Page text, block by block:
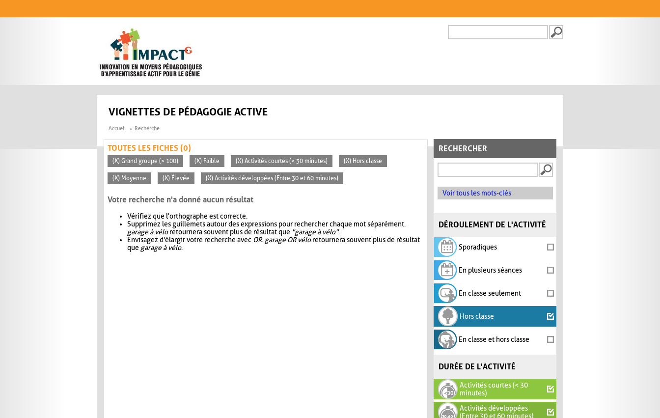
FORMULAIRE DE
VIGNETTES DE PÉDAGOGIE ACTIVE
Accueil Recherche
RECHERCHER
Voir tous les mots-clés
DÉROULEMENT DE L'ACTIVITÉ
Sporadiques
En plusieurs séances
En classe seulement
Hors classe
En classe et hors classe
DURÉE DE L'ACTIVITÉ
Activités courtes (< 30
minutes)
Activités développées
(Entre 30 et 60 minutes)
TOUTES LES FICHES (0)
(X) Grand groupe (> 100) (X) Faible (X) Activités courtes (< 30 minutes) (X) Hors classe
(X) Moyenne (X) Élevée (X) Activités développées (Entre 30 et 60 minutes)
Votre recherche n'a donné aucun résultat
Vérifiez que l'orthographe est correcte.
Supprimez les guillemets autour des expressions pour rechercher chaque mot séparément.
garage à véloretournera souvent plus de résultat que "garage à vélo".
Envisagez d'élargir votre recherche avec OR. garage OR véloretournera souvent plus de résultat
que garage à vélo.